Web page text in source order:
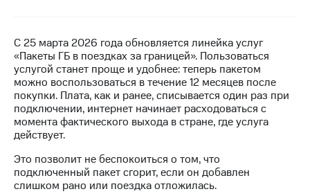
Заказать
SIM-
карту
Оформить
eSIM
SIM-
для
иностранцев
дешевле
при
оплате
с карты
МТС
Деньги
Выберите
ТВ
с выгодным
тарифом
С 25 марта 2026 года обновляется линейка услуг
«Пакеты ГБ в поездках за границей». Пользоваться
услугой станет проще и удобнее: теперь пакетом
можно воспользоваться в течение 12 месяцев после
покупки. Плата, как и ранее, списывается один раз при
подключении, интернет начинает расходоваться с
момента фактического выхода в стране, где услуга
действует.
Это позволит не беспокоиться о том, что
подключенный пакет сгорит, если он добавлен
слишком рано или поездка отложилась.